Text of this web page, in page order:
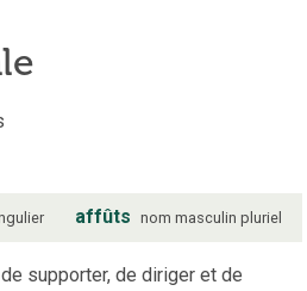
affûts nom masculin pluriel
supporter, de diriger et de